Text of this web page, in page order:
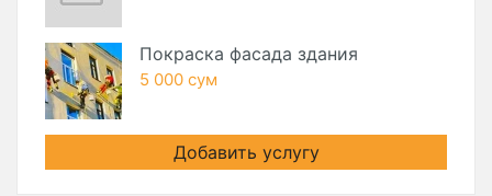
Покраска фасада здания
5 000 сум
Добавить услугу